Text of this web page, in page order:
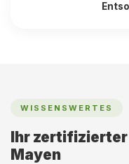
WISSENSWERTES
Ihr
Mayen